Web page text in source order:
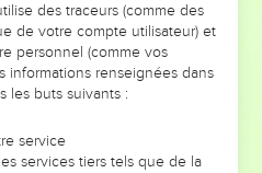
!
VOUS ÉVITER LES
?
moins les doutes, les erreurs
traversés, alors même que ce
des traceurs (comme des
de votre compte utilisateur) et
personnel (comme vos
informations renseignées dans
les buts suivants :
service
services tiers tels que de la